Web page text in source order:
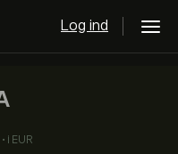
Log ind
• i EUR